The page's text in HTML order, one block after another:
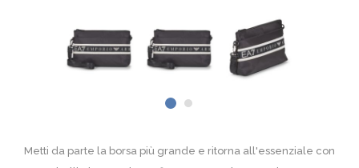
Metti da parte la borsa più grande e ritorna all'essenziale con